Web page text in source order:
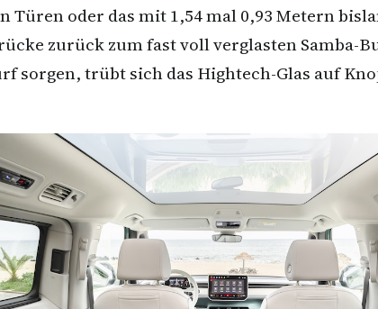
oder das mit 1,54 mal 0,93 Metern
zurück zum fast voll verglasten Samba-
sorgen, trübt sich das Hightech-Glas auf